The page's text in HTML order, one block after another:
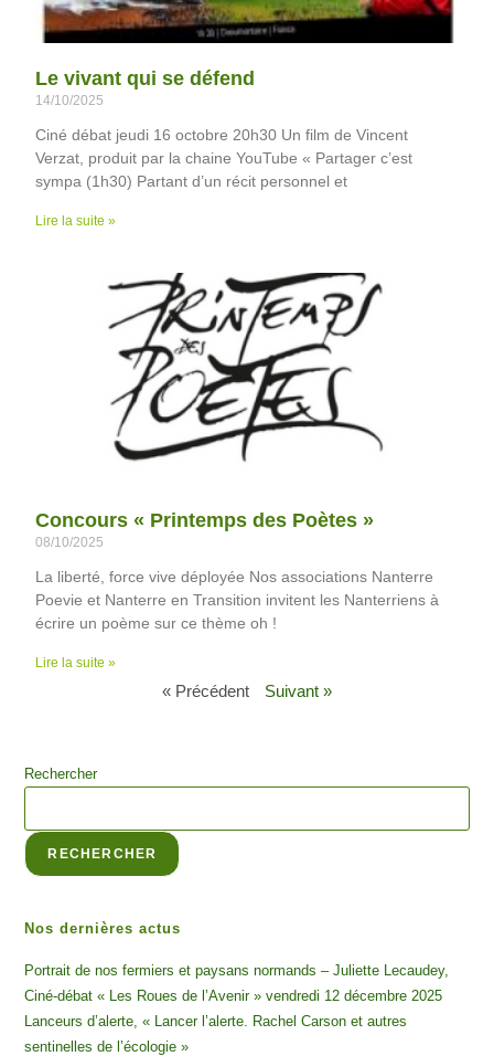
Le vivant qui se défend
14/10/2025
Ciné débat jeudi 16 octobre 20h30 ​Un film de Vincent
Verzat, produit par la chaine YouTube « Partager c’est
sympa (1h30) Partant d’un récit personnel et
Lire la suite »
Concours « Printemps des Poètes »
08/10/2025
La liberté, force vive déployée Nos associations Nanterre
Poevie et Nanterre en Transition invitent les Nanterriens à
écrire un poème sur ce thème oh !
Lire la suite »
« Précédent Suivant »
Rechercher
RECHERCHER
Nos dernières actus
Portrait de nos fermiers et paysans normands – Juliette Lecaudey,
Ciné-débat « Les Roues de l’Avenir » vendredi 12 décembre 2025
Lanceurs d’alerte, « Lancer l’alerte. Rachel Carson et autres
sentinelles de l’écologie »